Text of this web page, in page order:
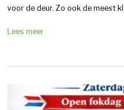
voor de deur. Zo ook de meest
Lees meer